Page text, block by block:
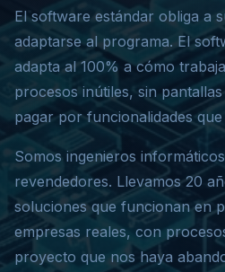
El software estándar obliga a
adaptarse al programa. El
adapta al 100% a cómo
procesos inútiles, sin
pagar por funcionalidades
Somos ingenieros
revendedores. Llevamos 20
soluciones que funcionan en
empresas reales, con
proyecto que nos haya